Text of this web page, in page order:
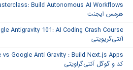
هرمس ایجنت
آنتی‌گریویتی
کد و گوگل آنتی‌گراویتی